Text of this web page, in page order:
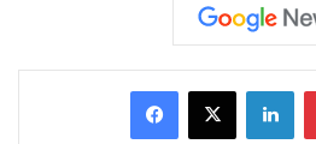
सभी राशियों का करियर, प्रेम,
और आज का उपाय।
Facebook
X